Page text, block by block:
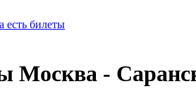
есть билеты
Москва -